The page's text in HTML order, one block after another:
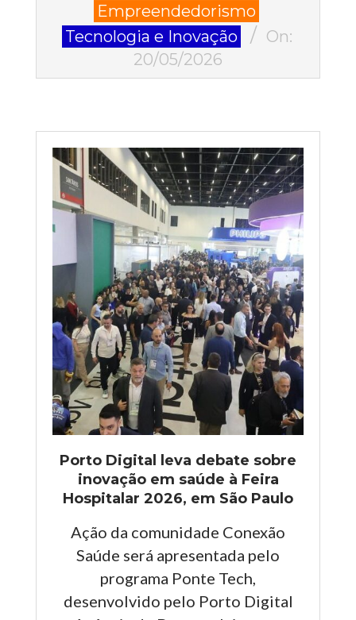
Empreendedorismo
Tecnologia e Inovação
On:
20/05/2026
Porto Digital leva debate sobre
inovação em saúde à Feira
Hospitalar 2026, em São Paulo
Ação da comunidade Conexão
Saúde será apresentada pelo
programa Ponte Tech,
desenvolvido pelo Porto Digital